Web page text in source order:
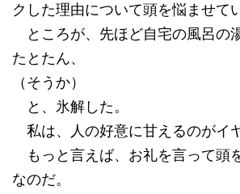
クした理由について頭を悩ませて
ところが、先ほど自宅の風呂の
たとたん、
（そうか）
と、氷解した。
私は、人の好意に甘えるのがイ
もっと言えば、お礼を言って頭
なのだ。